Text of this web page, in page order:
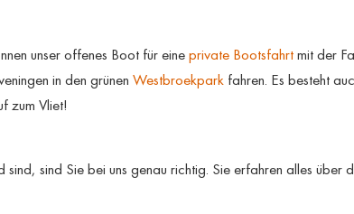
unser offenes Boot für eine private Bootsfahrt mit der
in den grünen Westbroekpark fahren. Es besteht
zum Vliet!
sind Sie bei uns genau richtig. Sie erfahren alles über